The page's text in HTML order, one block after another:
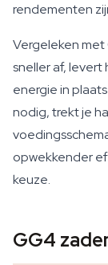
rendementen
Vergeleken met
sneller af,
energie in
nodig, trekt je
opwekkender
keuze.
GG4